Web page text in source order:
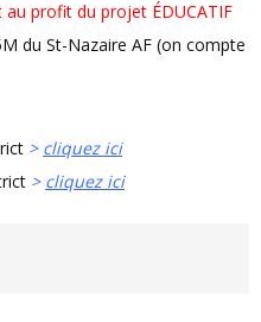
au profit du projet ÉDUCATIF
du St-Nazaire AF (on compte
> cliquez ici
> cliquez ici